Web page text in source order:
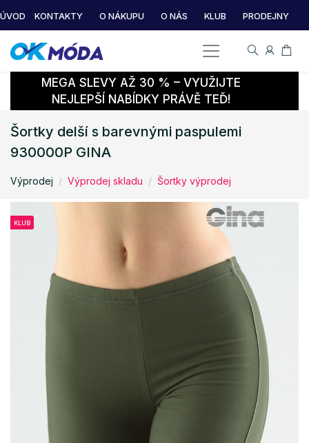
ÚVOD KONTAKTY O NÁKUPU O NÁS KLUB PRODEJNY
MEGA SLEVY AŽ 30 % – VYUŽIJTE
NEJLEPŠÍ NABÍDKY PRÁVĚ TEĎ!
Šortky delší s barevnými paspulemi
930000P GINA
Výprodej Výprodej skladu Šortky výprodej
KLUB